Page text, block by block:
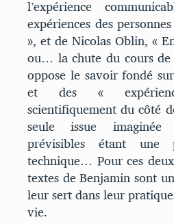
l’expérience
expériences des
», et de Nicolas Oblin, «
ou… la chute du cours
oppose le savoir fondé
et des «
scientifiquement du côté
seule issue imaginée
prévisibles étant une
technique… Pour ces
textes de Benjamin sont
leur sert dans leur
vie.